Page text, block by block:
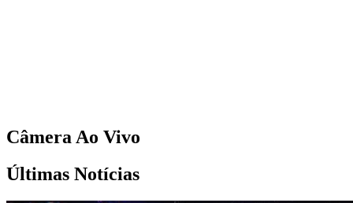
Câmera Ao Vivo
Últimas Notícias